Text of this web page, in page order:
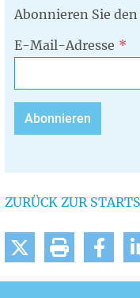
Abonnieren Sie
E-Mail-Adresse
ZURÜCK ZUR